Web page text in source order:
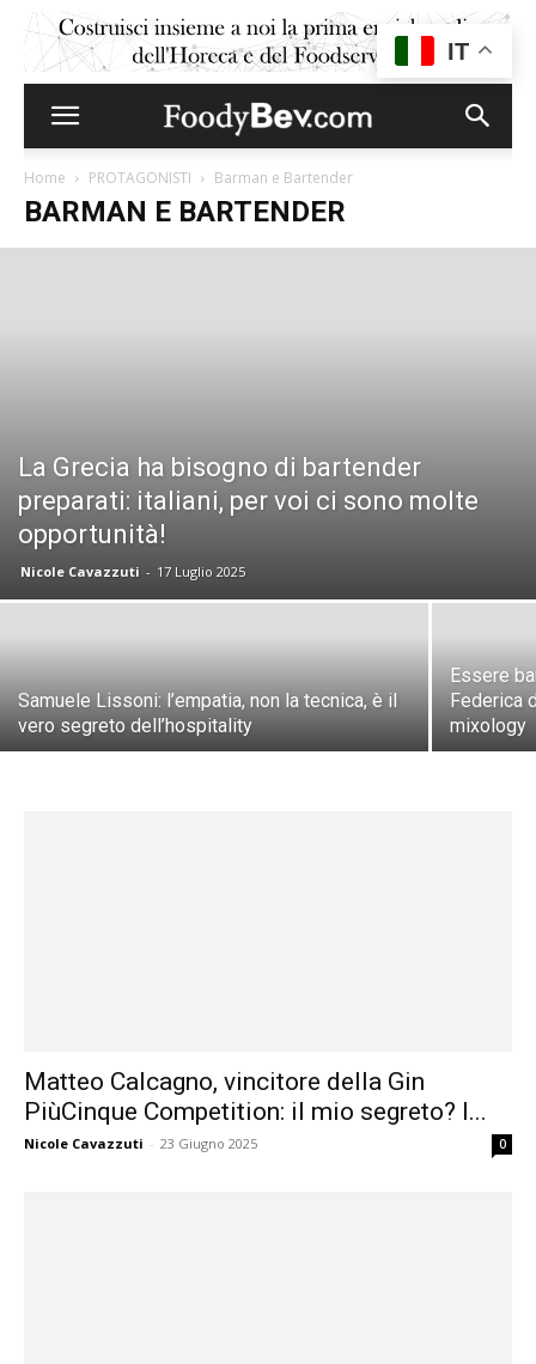
Home PROTAGONISTI Barman e Bartender
BARMAN E BARTENDER
La Grecia ha bisogno di bartender
preparati: italiani, per voi ci sono molte
opportunità!
Nicole Cavazzuti - 17 Luglio 2025
Samuele Lissoni: l’empatia, non la tecnica, è il
vero segreto dell’hospitality
Essere
Federica
mixology
Matteo Calcagno, vincitore della Gin
PiùCinque Competition: il mio segreto? I...
Nicole Cavazzuti - 23 Giugno 2025 0
IT